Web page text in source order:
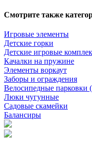
Смотрите также
Игровые элементы
Детские горки
Детские игровые
Качалки на пружине
Элементы воркаут
Заборы и ограждения
Велосипедные парковки
Люки чугунные
Садовые скамейки
Балансиры